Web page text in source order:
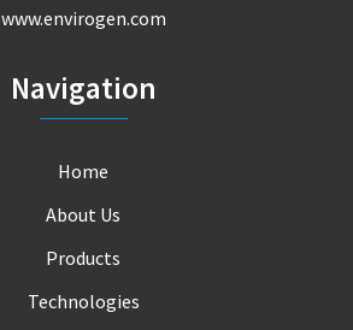
www.envirogen.com
Navigation
Home
About Us
Products
Technologies